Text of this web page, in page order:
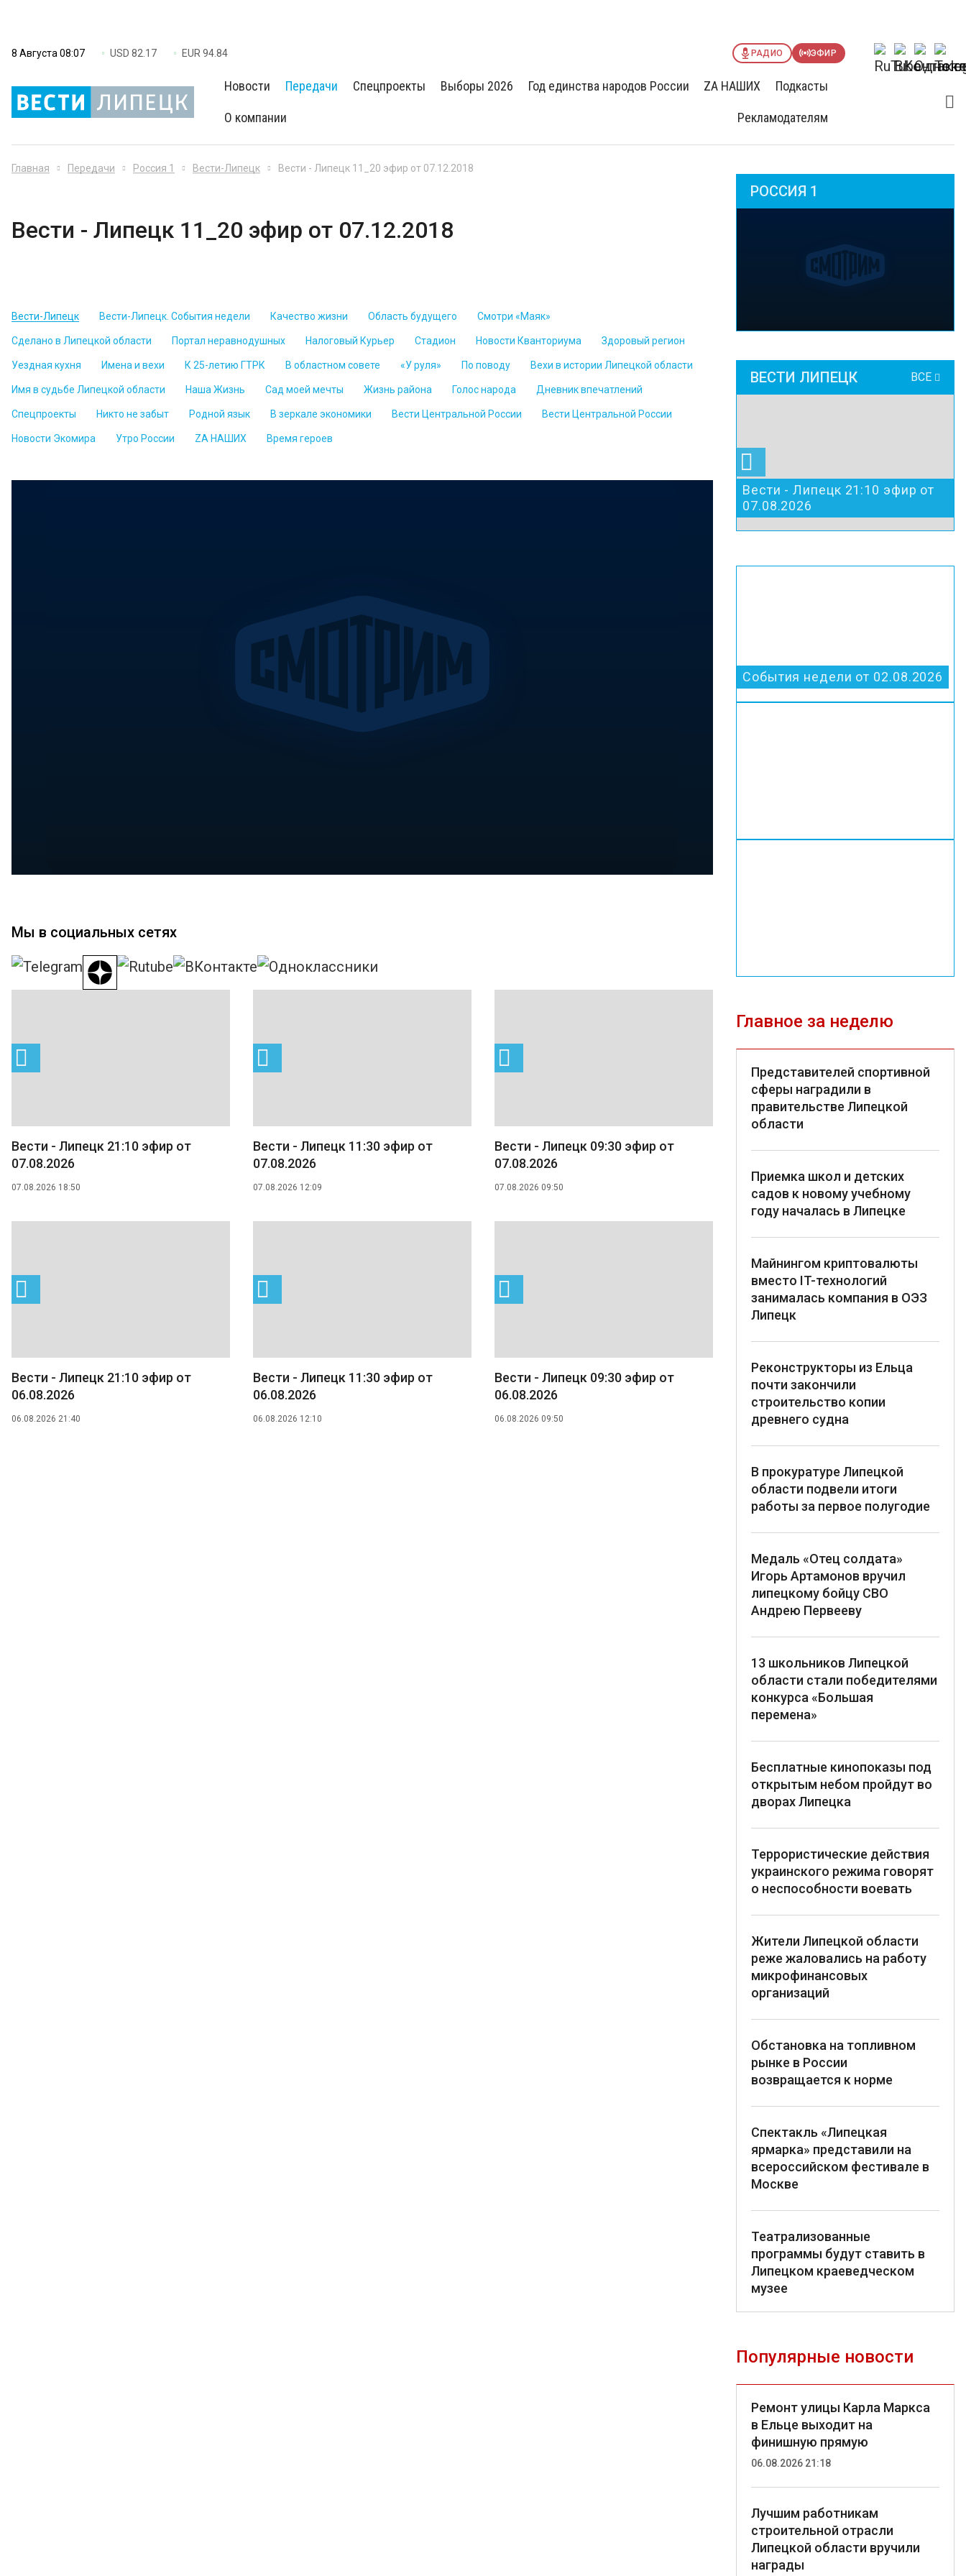
8 Августа 08:07 USD 82.17 EUR 94.84 РАДИО ЭФИР
Новости Передачи Спецпроекты Выборы 2026 Год единства народов России ZА НАШИХ Подкасты
О компании Рекламодателям
Главная Передачи Россия 1 Вести-Липецк Вести - Липецк 11_20 эфир от 07.12.2018
Вести - Липецк 11_20 эфир от 07.12.2018
Вести-Липецк Вести-Липецк. События недели Качество жизни Область будущего Смотри «Маяк»
Сделано в Липецкой области Портал неравнодушных Налоговый Курьер Стадион Новости Кванториума Здоровый регион
Уездная кухня Имена и вехи К 25-летию ГТРК В областном совете «У руля» По поводу Вехи в истории Липецкой области
Имя в судьбе Липецкой области Наша Жизнь Сад моей мечты Жизнь района Голос народа Дневник впечатлений
Спецпроекты Никто не забыт Родной язык В зеркале экономики Вести Центральной России Вести Центральной России
Новости Экомира Утро России ZА НАШИХ Время героев
Мы в социальных сетях
Вести - Липецк 21:10 эфир от
07.08.2026
07.08.2026 18:50
Вести - Липецк 11:30 эфир от
07.08.2026
07.08.2026 12:09
Вести - Липецк 09:30 эфир от
07.08.2026
07.08.2026 09:50
Вести - Липецк 21:10 эфир от
06.08.2026
06.08.2026 21:40
Вести - Липецк 11:30 эфир от
06.08.2026
06.08.2026 12:10
Вести - Липецк 09:30 эфир от
06.08.2026
06.08.2026 09:50
РОССИЯ 1
ВЕСТИ ЛИПЕЦК ВСЕ
Вести - Липецк 21:10 эфир от
07.08.2026
События недели от 02.08.2026
Главное за неделю
Представителей спортивной
сферы наградили в
правительстве Липецкой
области
Приемка школ и детских
садов к новому учебному
году началась в Липецке
Майнингом криптовалюты
вместо IT-технологий
занималась компания в ОЭЗ
Липецк
Реконструкторы из Ельца
почти закончили
строительство копии
древнего судна
В прокуратуре Липецкой
области подвели итоги
работы за первое полугодие
Медаль «Отец солдата»
Игорь Артамонов вручил
липецкому бойцу СВО
Андрею Первееву
13 школьников Липецкой
области стали победителями
конкурса «Большая
перемена»
Бесплатные кинопоказы под
открытым небом пройдут во
дворах Липецка
Террористические действия
украинского режима говорят
о неспособности воевать
Жители Липецкой области
реже жаловались на работу
микрофинансовых
организаций
Обстановка на топливном
рынке в России
возвращается к норме
Спектакль «Липецкая
ярмарка» представили на
всероссийском фестивале в
Москве
Театрализованные
программы будут ставить в
Липецком краеведческом
музее
Популярные новости
Ремонт улицы Карла Маркса
в Ельце выходит на
финишную прямую
06.08.2026 21:18
Лучшим работникам
строительной отрасли
Липецкой области вручили
награды